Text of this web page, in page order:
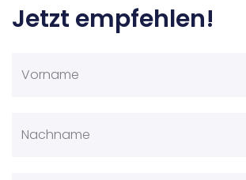
Jetzt empfehlen!